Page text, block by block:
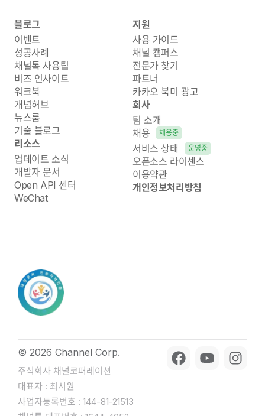
블로그
이벤트
성공사례
채널톡 사용팁
비즈 인사이트
워크북
개념허브
뉴스룸
기술 블로그
리소스
업데이트 소식
개발자 문서
Open API 센터
WeChat
지원
사용 가이드
채널 캠퍼스
전문가 찾기
파트너
카카오 북미 광고
회사
팀 소개
채용
채용중
서비스 상태 운영중
오픈소스 라이센스
이용약관
개인정보처리방침
© 2026 Channel Corp.
주식회사 채널코퍼레이션
대표자 : 최시원
사업자등록번호 : 144-81-21513